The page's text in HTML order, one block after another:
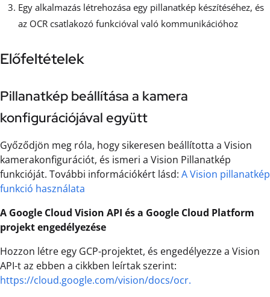
Egy alkalmazás létrehozása egy pillanatkép készítéséhez, és
az OCR csatlakozó funkcióval való kommunikációhoz
Előfeltételek
Pillanatkép beállítása a kamera
konfigurációjával együtt
Győződjön meg róla, hogy sikeresen beállította a Vision
kamerakonfigurációt, és ismeri a Vision Pillanatkép
funkcióját. További információkért lásd: A Vision pillanatkép
funkció használata
A Google Cloud Vision API és a Google Cloud Platform
projekt engedélyezése
Hozzon létre egy GCP-projektet, és engedélyezze a Vision
API-t az ebben a cikkben leírtak szerint:
https://cloud.google.com/vision/docs/ocr.